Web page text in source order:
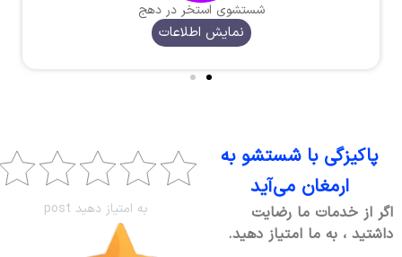
شستشوی استخر در دهج
نمایش اطلاعات
پاکیزگی با شستشو به
ارمغان می‌آید
اگر از خدمات ما رضایت
داشتید ، به ما امتیاز دهید.
به امتیاز دهید post